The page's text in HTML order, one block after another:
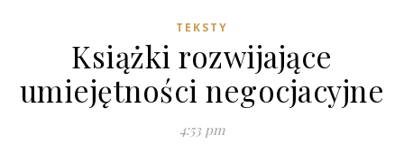
TEKSTY
Książki rozwijające
umiejętności negocjacyjne
4:53 pm